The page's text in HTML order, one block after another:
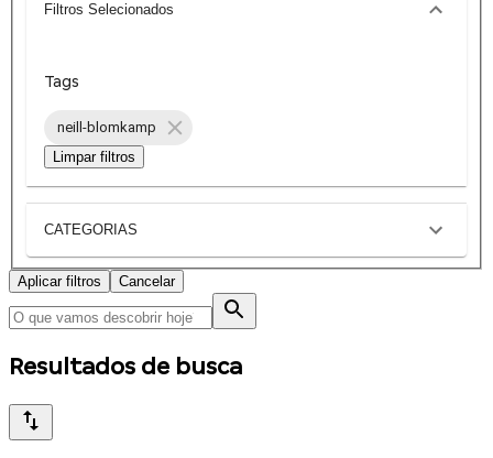
Filtros Selecionados
Tags
neill-blomkamp
Limpar filtros
CATEGORIAS
Aplicar filtros Cancelar
Resultados de busca